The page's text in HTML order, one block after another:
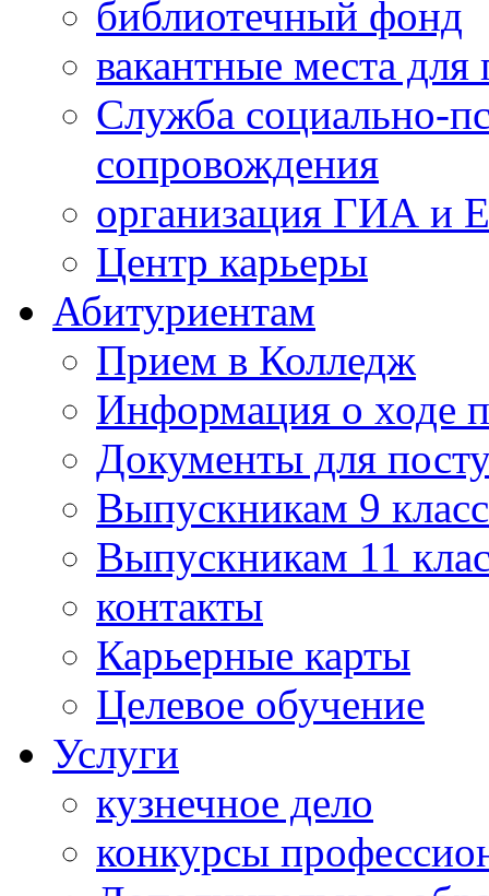
библиотечный фонд
вакантные места
Служба социально-
сопровождения
организация ГИА и
Центр карьеры
Абитуриентам
Прием в Колледж
Информация о ходе
Документы для
Выпускникам 9
Выпускникам 11
контакты
Карьерные карты
Целевое обучение
Услуги
кузнечное дело
конкурсы